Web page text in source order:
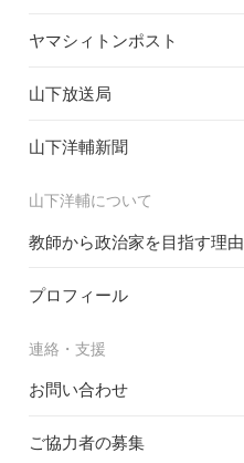
ヤマシィトンポスト
山下放送局
山下洋輔新聞
山下洋輔について
教師から政治家を目指す理由
プロフィール
連絡・支援
お問い合わせ
ご協力者の募集